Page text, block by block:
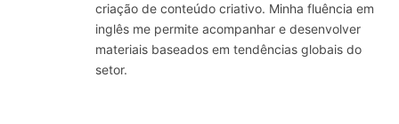
criação de conteúdo criativo. Minha fluência em
inglês me permite acompanhar e desenvolver
materiais baseados em tendências globais do
setor.